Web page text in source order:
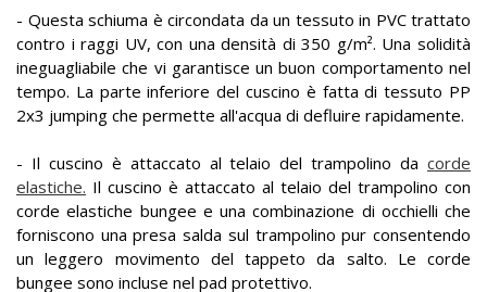
- Questa schiuma è circondata da un tessuto in PVC trattato
contro i raggi UV, con una densità di 350 g/m². Una solidità
ineguagliabile che vi garantisce un buon comportamento nel
tempo. La parte inferiore del cuscino è fatta di tessuto PP
2x3 jumping che permette all'acqua di defluire rapidamente.
- Il cuscino è attaccato al telaio del trampolino da corde
elastiche. Il cuscino è attaccato al telaio del trampolino con
corde elastiche bungee e una combinazione di occhielli che
forniscono una presa salda sul trampolino pur consentendo
un leggero movimento del tappeto da salto. Le corde
bungee sono incluse nel pad protettivo.